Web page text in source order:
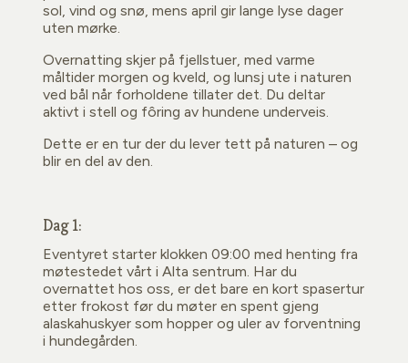
sol, vind og snø, mens april gir lange lyse dager
uten mørke.
Overnatting skjer på fjellstuer, med varme
måltider morgen og kveld, og lunsj ute i naturen
ved bål når forholdene tillater det. Du deltar
aktivt i stell og fôring av hundene underveis.
Dette er en tur der du lever tett på naturen – og
blir en del av den.
Dag 1:
Eventyret starter klokken 09:00 med henting fra
møtestedet vårt i Alta sentrum. Har du
overnattet hos oss, er det bare en kort spasertur
etter frokost før du møter en spent gjeng
alaskahuskyer som hopper og uler av forventning
i hundegården.